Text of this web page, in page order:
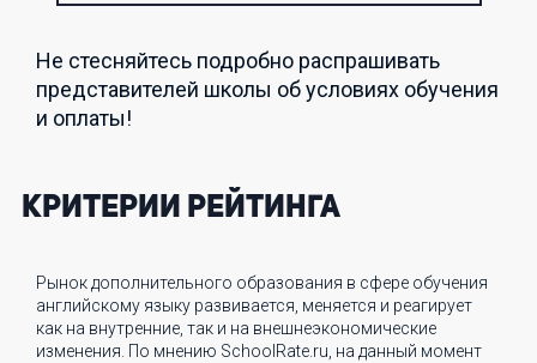
Не стесняйтесь подробно распрашивать
представителей школы об условиях обучения
и оплаты!
Критерии рейтинга
Рынок дополнительного образования в сфере обучения
английскому языку развивается, меняется и реагирует
как на внутренние, так и на внешнеэкономические
изменения. По мнению SchoolRate.ru, на данный момент